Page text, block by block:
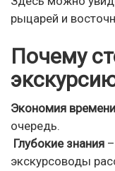
рыцарей и
Почему
Экономия времени
очередь.
Глубокие знания
экскурсоводы